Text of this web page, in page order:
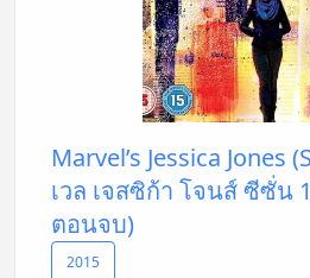
Marvel’s Jessica Jones
เวล เจสซิก้า โจนส์ ซีซั่น
ตอนจบ)
2015